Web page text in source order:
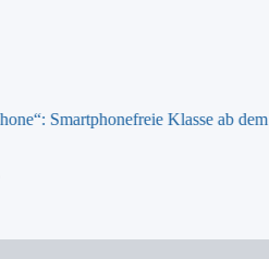
Smartphonefreie Klasse ab dem